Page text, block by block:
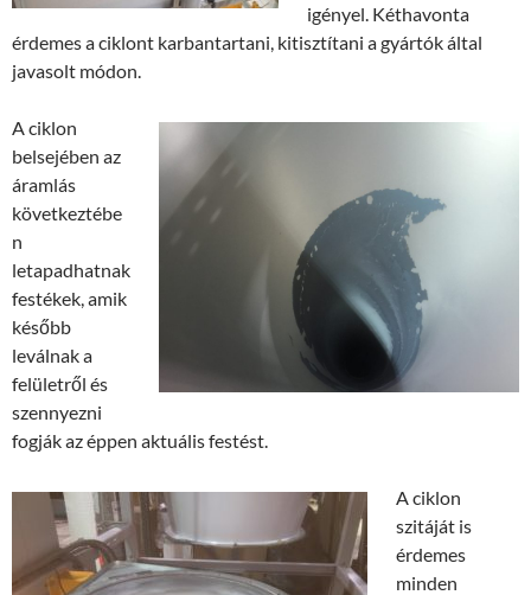
igényel. Kéthavonta
érdemes a ciklont karbantartani, kitisztítani a gyártók által
javasolt módon.
A ciklon
belsejében az
áramlás
következtébe
n
letapadhatnak
festékek, amik
később
leválnak a
felületről és
szennyezni
fogják az éppen aktuális festést.
A ciklon
szitáját is
érdemes
minden